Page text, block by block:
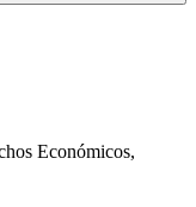
Económicos,